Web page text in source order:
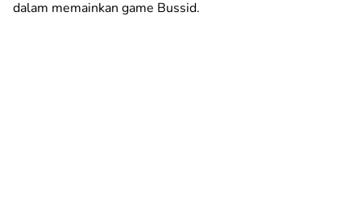
dalam memainkan game Bussid.